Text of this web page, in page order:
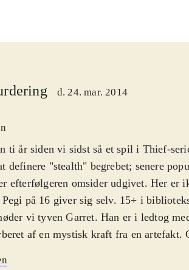
d. 24. mar. 2014
ti år siden vi sidst så et spil i Thief-
definere "stealth" begrebet; senere
efterfølgeren omsider udgivet. Her er
Pegi på 16 giver sig selv. 15+ i
vi tyven Garret. Han er i ledtog
af en mystisk kraft fra en artefakt.